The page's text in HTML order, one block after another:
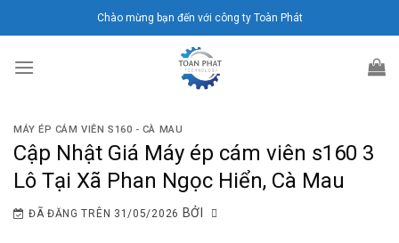
đến
dung
Chào mừng bạn đến với công ty Toàn Phát
MÁY ÉP CÁM VIÊN S160 - CÀ MAU
Cập Nhật Giá Máy ép cám viên s160 3
Lô Tại Xã Phan Ngọc Hiển, Cà Mau
ĐÃ ĐĂNG TRÊN 31/05/2026 BỞI